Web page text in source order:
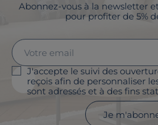
Abonnez-vous à la newsletter
pour profiter de 5%
J'accepte le suivi des
reçois afin de personnaliser
sont adressés et à des fins
Je